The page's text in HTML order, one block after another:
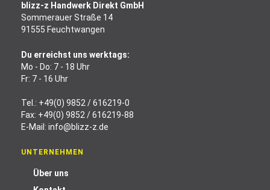
blizz-z Handwerk Direkt GmbH
Sommerauer Straße 14
91555 Feuchtwangen
Du erreichst uns werktags:
Mo - Do: 7 - 18 Uhr
Fr: 7 - 16 Uhr
Tel.: +49(0) 9852 / 616219-0
Fax: +49(0) 9852 / 616219-88
E-Mail: info@blizz-z.de
UNTERNEHMEN
Über uns